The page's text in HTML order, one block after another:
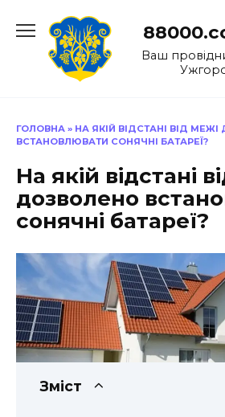
до
Ваш
ГОЛОВНА » НА ЯКІЙ ВІДСТАНІ ВІД
ВСТАНОВЛЮВАТИ СОНЯЧНІ БАТАРЕЇ?
На якій відстані
дозволено
сонячні батареї?
Зміст